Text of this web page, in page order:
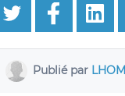
Publié par